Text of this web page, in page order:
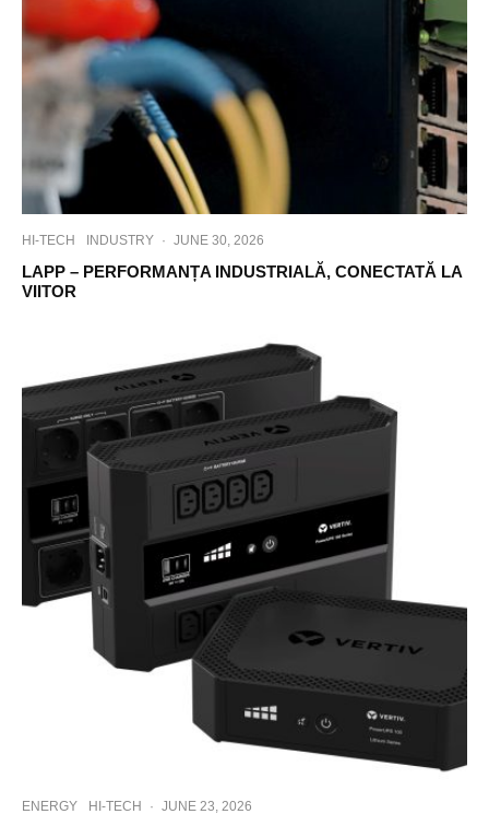
HI-TECH INDUSTRY · JUNE 30, 2026
LAPP – PERFORMANȚA INDUSTRIALĂ, CONECTATĂ LA
VIITOR
ENERGY HI-TECH · JUNE 23, 2026